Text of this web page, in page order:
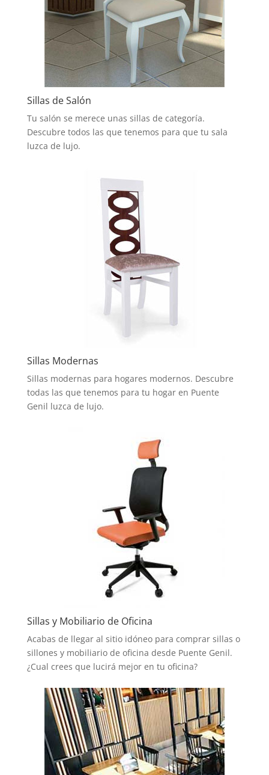
Sillas de Salón
Tu salón se merece unas sillas de categoría.
Descubre todos las que tenemos para que tu sala
luzca de lujo.
Sillas Modernas
Sillas modernas para hogares modernos. Descubre
todas las que tenemos para tu hogar en Puente
Genil luzca de lujo.
Sillas y Mobiliario de Oficina
Acabas de llegar al sitio idóneo para comprar sillas o
sillones y mobiliario de oficina desde Puente Genil.
¿Cual crees que lucirá mejor en tu oficina?